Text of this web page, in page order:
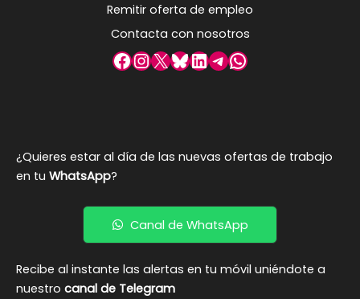
Remitir oferta de empleo
Contacta con nosotros
Facebook
Instagram
X Bluesky
LinkedIn
Telegram
WhatsApp
¿Quieres estar al día de las nuevas ofertas de trabajo
en tu WhatsApp?
Canal de WhatsApp
Recibe al instante las alertas en tu móvil uniéndote a
nuestro canal de Telegram